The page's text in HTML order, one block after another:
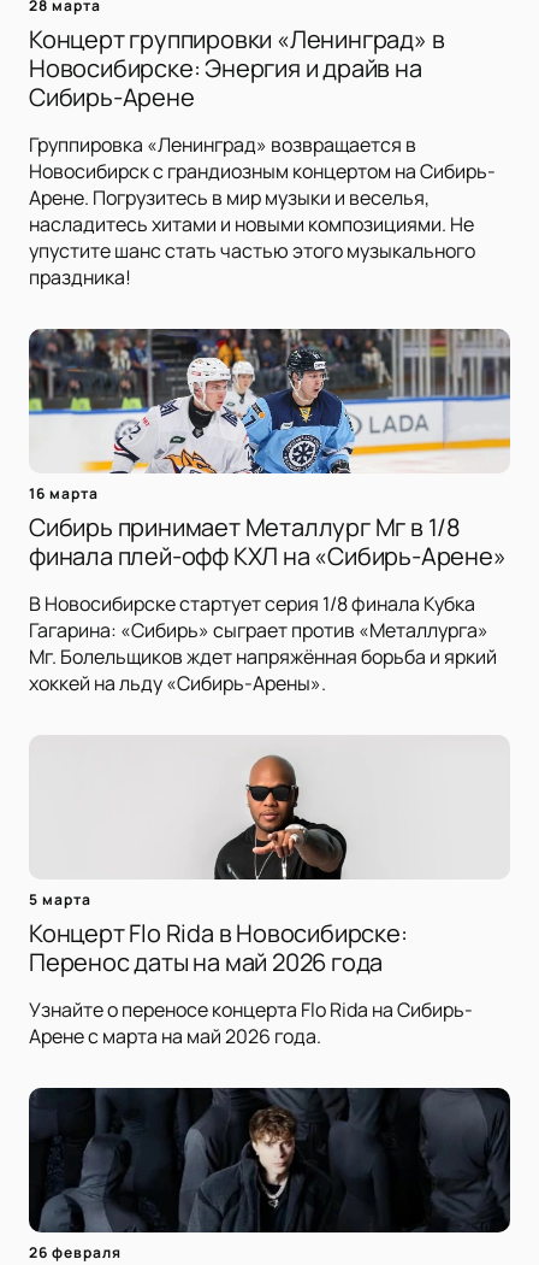
28 марта
Концерт группировки «Ленинград» в
Новосибирске: Энергия и драйв на
Сибирь-Арене
Группировка «Ленинград» возвращается в
Новосибирск с грандиозным концертом на Сибирь-
Арене. Погрузитесь в мир музыки и веселья,
насладитесь хитами и новыми композициями. Не
упустите шанс стать частью этого музыкального
праздника!
16 марта
Сибирь принимает Металлург Мг в 1/8
финала плей-офф КХЛ на «Сибирь-Арене»
В Новосибирске стартует серия 1/8 финала Кубка
Гагарина: «Сибирь» сыграет против «Металлурга»
Мг. Болельщиков ждет напряжённая борьба и яркий
хоккей на льду «Сибирь-Арены».
5 марта
Концерт Flo Rida в Новосибирске:
Перенос даты на май 2026 года
Узнайте о переносе концерта Flo Rida на Сибирь-
Арене с марта на май 2026 года.
26 февраля